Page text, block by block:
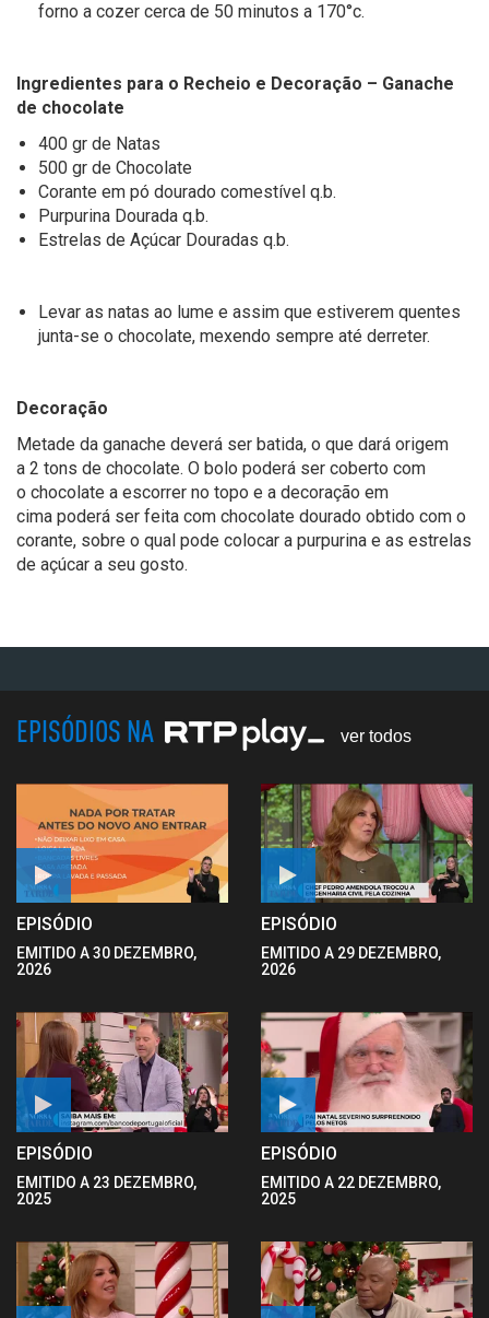
forno a cozer cerca de 50 minutos a 170°c.
Ingredientes para o Recheio e Decoração – Ganache
de chocolate
400 gr de Natas
500 gr de Chocolate
Corante em pó dourado comestível q.b.
Purpurina Dourada q.b.
Estrelas de Açúcar Douradas q.b.
Levar as natas ao lume e assim que estiverem quentes
junta-se o chocolate, mexendo sempre até derreter.
Decoração
Metade da ganache deverá ser batida, o que dará origem
a 2 tons de chocolate. O bolo poderá ser coberto com
o chocolate a escorrer no topo e a decoração em
cima poderá ser feita com chocolate dourado obtido com o
corante, sobre o qual pode colocar a purpurina e as estrelas
de açúcar a seu gosto.
EPISÓDIOS NA ver todos
EPISÓDIO
EMITIDO A 30 DEZEMBRO,
2026
EPISÓDIO
EMITIDO A 29 DEZEMBRO,
2026
EPISÓDIO
EMITIDO A 23 DEZEMBRO,
2025
EPISÓDIO
EMITIDO A 22 DEZEMBRO,
2025